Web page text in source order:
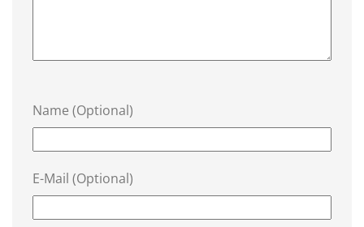
Name (Optional)
E-Mail (Optional)